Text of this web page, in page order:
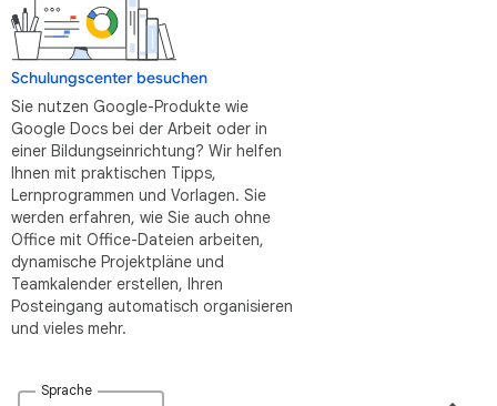
Schulungscenter besuchen
Sie nutzen Google-Produkte wie
Google Docs bei der Arbeit oder in
einer Bildungseinrichtung? Wir helfen
Ihnen mit praktischen Tipps,
Lernprogrammen und Vorlagen. Sie
werden erfahren, wie Sie auch ohne
Office mit Office-Dateien arbeiten,
dynamische Projektpläne und
Teamkalender erstellen, Ihren
Posteingang automatisch organisieren
und vieles mehr.
Sprache